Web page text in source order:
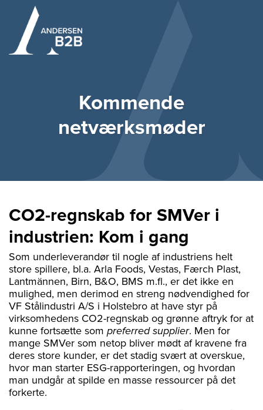
Kommende
netværksmøder
CO2-regnskab for SMVer i
industrien: Kom i gang
Som underleverandør til nogle af industriens helt
store spillere, bl.a. Arla Foods, Vestas, Færch Plast,
Lantmännen, Birn, B&O, BMS m.fl., er det ikke en
mulighed, men derimod en streng nødvendighed for
VF Stålindustri A/S i Holstebro at have styr på
virksomhedens CO2-regnskab og grønne aftryk for at
kunne fortsætte som preferred supplier. Men for
mange SMVer som netop bliver mødt af kravene fra
deres store kunder, er det stadig svært at overskue,
hvor man starter ESG-rapporteringen, og hvordan
man undgår at spilde en masse ressourcer på det
forkerte.